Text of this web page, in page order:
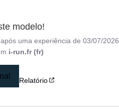
modelo!
, após uma experiência de03/07/2026
i-run.fr (fr)
Relatório